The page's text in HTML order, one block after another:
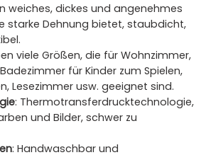
weiches, dickes und angenehmes
starke Dehnung bietet, staubdicht,
viele Größen, die für Wohnzimmer,
für Kinder zum Spielen,
Lesezimmer usw. geeignet sind.
: Thermotransferdrucktechnologie,
und Bilder, schwer zu
: Handwaschbar und